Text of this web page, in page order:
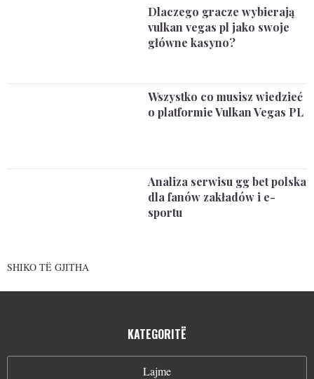
Dlaczego gracze wybierają
vulkan vegas pl jako swoje
główne kasyno?
Wszystko co musisz wiedzieć
o platformie Vulkan Vegas PL
Analiza serwisu gg bet polska
dla fanów zakładów i e-
sportu
SHIKO TË GJITHA
KATEGORITË
Lajme